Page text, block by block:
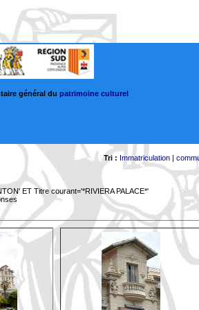
général du patrimoine culturel
Tri : Immatriculation|
ET Titre courant='*RIVIERA PALACE*'